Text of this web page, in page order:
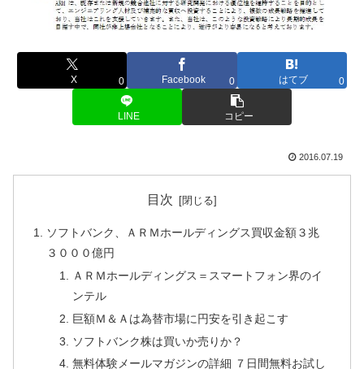
X 0 Facebook 0 はてブ 0
LINE コピー
2016.07.19
目次
ソフトバンク、ＡＲＭホールディングス買収金額３兆
３０００億円
ＡＲＭホールディングス＝スマートフォン界のイ
ンテル
巨額Ｍ＆Ａは為替市場に円安を引き起こす
ソフトバンク株は買いか売りか？
無料体験メールマガジンの詳細 ７日間無料お試し